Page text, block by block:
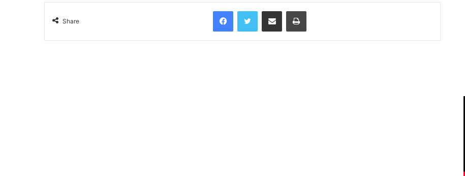
Share
FacebookTwitterShare via Email Print